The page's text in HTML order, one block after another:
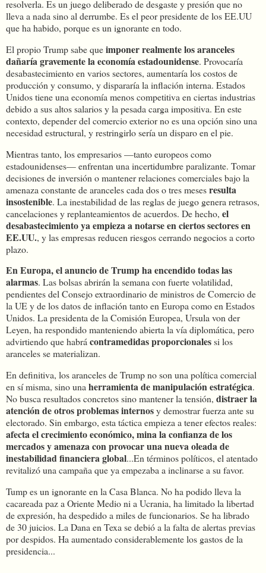
resolverla. Es un juego deliberado de desgaste y presión que no
lleva a nada sino al derrumbe. Es el peor presidente de los EE.UU
que ha habido, porque es un ignorante en todo.
El propio Trump sabe queimponer realmente los aranceles
dañaría gravemente la economía estadounidense. Provocaría
desabastecimiento en varios sectores, aumentaría los costos de
producción y consumo, y dispararía la inflación interna. Estados
Unidos tiene una economía menos competitiva en ciertas industrias
debido a sus altos salarios y la pesada carga impositiva. En este
contexto, depender del comercio exterior no es una opción sino una
necesidad estructural, y restringirlo sería un disparo en el pie.
Mientras tanto, los empresarios —tanto europeos como
estadounidenses— enfrentan una incertidumbre paralizante. Tomar
decisiones de inversión o mantener relaciones comerciales bajo la
amenaza constante de aranceles cada dos o tres mesesresulta
insostenible. La inestabilidad de las reglas de juego genera retrasos,
cancelaciones y replanteamientos de acuerdos. De hecho, el
desabastecimiento ya empieza a notarse en ciertos sectores en
EE.UU., y las empresas reducen riesgos cerrando negocios a corto
plazo.
En Europa, el anuncio de Trump ha encendido todas las
alarmas. Las bolsas abrirán la semana con fuerte volatilidad,
pendientes del Consejo extraordinario de ministros de Comercio de
la UE y de los datos de inflación tanto en Europa como en Estados
Unidos. La presidenta de la Comisión Europea, Ursula von der
Leyen, ha respondido manteniendo abierta la vía diplomática, pero
advirtiendo que habrácontramedidas proporcionalessi los
aranceles se materializan.
En definitiva, los aranceles de Trump no son una política comercial
en sí misma, sino unaherramienta de manipulación estratégica.
No busca resultados concretos sino mantener la tensión, distraer la
atención de otros problemas internosy demostrar fuerza ante su
electorado. Sin embargo, esta táctica empieza a tener efectos reales:
afecta el crecimiento económico, mina la confianza de los
mercados y amenaza con provocar una nueva oleada de
inestabilidad financiera global...En términos políticos, el atentado
revitalizó una campaña que ya empezaba a inclinarse a su favor.
Tump es un ignorante en la Casa Blanca. No ha podido lleva la
cacareada paz a Oriente Medio ni a Ucrania, ha limitado la libertad
de expresión, ha despedido a miles de funcionarios. Se ha librado
de 30 juicios. La Dana en Texa se debió a la falta de alertas previas
por despidos. Ha aumentado considerablemente los gastos de la
presidencia...